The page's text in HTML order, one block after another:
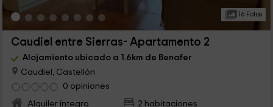
16 Fotos
Caudiel entre Sierras- Apartamento 2
Alojamiento ubicado a 1.6km de Benafer
Caudiel, Castellón
0 opiniones
Alquiler íntegro
2 habitaciones